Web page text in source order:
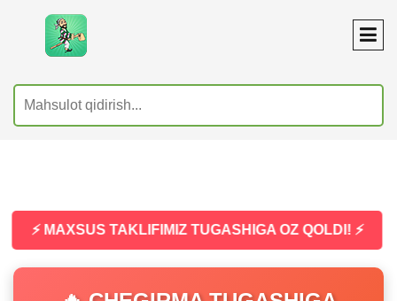
⚡ MAXSUS TAKLIFIMIZ TUGASHIGA OZ QOLDI! ⚡